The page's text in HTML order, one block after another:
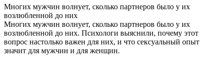
Многих мужчин волнует, сколько партнеров было у их
возлюбленной до них
Многих мужчин волнует, сколько партнеров было у их
возлюбленной до них. Психологи выяснили, почему этот
вопрос настолько важен для них, и что сексуальный опыт
значит для мужчин и для женщин.